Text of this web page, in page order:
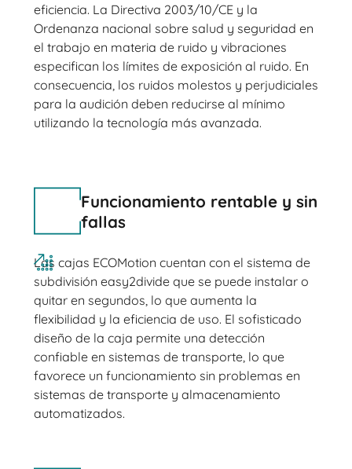
eficiencia. La Directiva 2003/10/CE y la
Ordenanza nacional sobre salud y seguridad en
el trabajo en materia de ruido y vibraciones
especifican los límites de exposición al ruido. En
consecuencia, los ruidos molestos y perjudiciales
para la audición deben reducirse al mínimo
utilizando la tecnología más avanzada.
Funcionamiento rentable y sin
fallas
Las cajas ECOMotion cuentan con el sistema de
subdivisión easy2divide que se puede instalar o
quitar en segundos, lo que aumenta la
flexibilidad y la eficiencia de uso. El sofisticado
diseño de la caja permite una detección
confiable en sistemas de transporte, lo que
favorece un funcionamiento sin problemas en
sistemas de transporte y almacenamiento
automatizados.